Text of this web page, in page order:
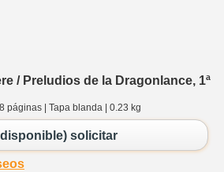
/ Preludios de la Dragonlance, 1ª
páginas | Tapa blanda | 0.23 kg
solicitar